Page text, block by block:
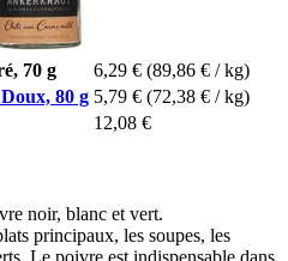
70 g 6,29 € (89,86 € / kg)
80 g 5,79 € (72,38 € / kg)
12,08 €
noir, blanc et vert.
principaux, les soupes, les
Le poivre est indispensable dans